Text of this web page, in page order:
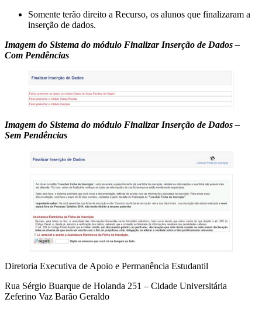
Somente terão direito a Recurso, os alunos que finalizaram a
inserção de dados.
Imagem do Sistema do módulo Finalizar Inserção de Dados –
Com Pendências
Imagem do Sistema do módulo Finalizar Inserção de Dados –
Sem Pendências
Diretoria Executiva de Apoio e Permanência Estudantil
Rua Sérgio Buarque de Holanda 251 – Cidade Universitária
Zeferino Vaz Barão Geraldo